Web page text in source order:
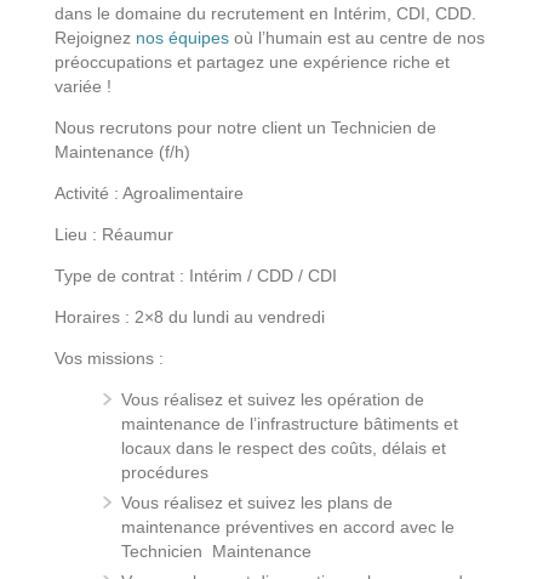
dans le domaine du recrutement en Intérim, CDI, CDD.
Rejoignez nos équipes où l’humain est au centre de nos
préoccupations et partagez une expérience riche et
variée !
Nous recrutons pour notre client un Technicien de
Maintenance (f/h)
Activité : Agroalimentaire
Lieu : Réaumur
Type de contrat : Intérim / CDD / CDI
Horaires : 2×8 du lundi au vendredi
Vos missions :
Vous réalisez et suivez les opération de
maintenance de l’infrastructure bâtiments et
locaux dans le respect des coûts, délais et
procédures
Vous réalisez et suivez les plans de
maintenance préventives en accord avec le
Technicien Maintenance